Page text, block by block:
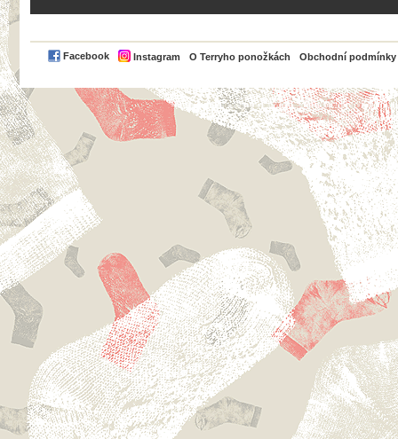
Facebook Instagram O Terryho ponožkách Obchodní podmínky
PayPal